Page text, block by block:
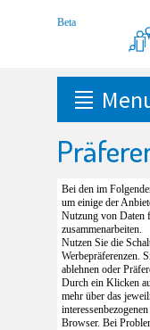
Bei den im
um einige der
Nutzung von Daten
zusammenarbeiten.
Nutzen Sie die
Werbepräferenzen.
ablehnen oder
Durch ein Klicken
mehr über das
Browser. Bei